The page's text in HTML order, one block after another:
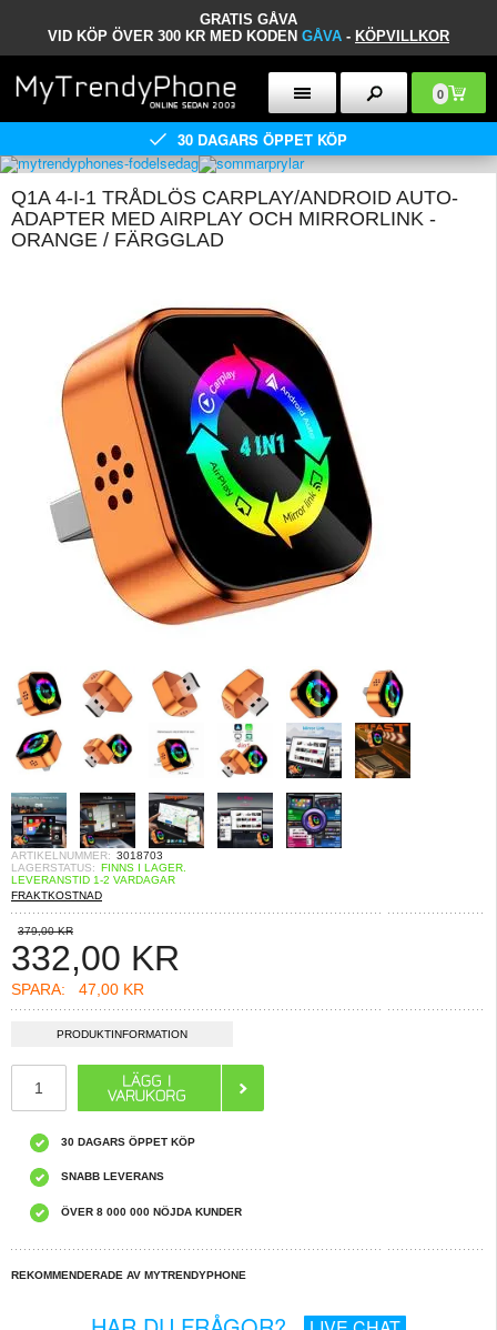
GRATIS GÅVA
VID KÖP ÖVER 300 KR MED KODEN GÅVA - KÖPVILLKOR
0
30 DAGARS ÖPPET KÖP
Q1A 4-I-1 TRÅDLÖS CARPLAY/ANDROID AUTO-
ADAPTER MED AIRPLAY OCH MIRRORLINK -
ORANGE / FÄRGGLAD
ARTIKELNUMMER: 3018703
LAGERSTATUS: FINNS I LAGER.
LEVERANSTID 1-2 VARDAGAR
FRAKTKOSTNAD
379,00 KR
332,00 KR
SPARA: 47,00 KR
PRODUKTINFORMATION
30 DAGARS ÖPPET KÖP
SNABB LEVERANS
ÖVER 8 000 000 NÖJDA KUNDER
REKOMMENDERADE AV MYTRENDYPHONE